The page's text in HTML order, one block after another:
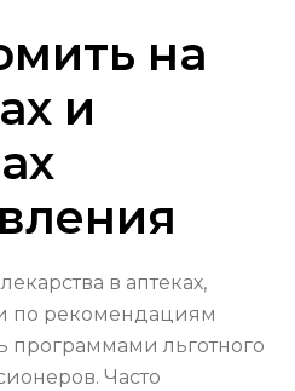
на
и
в аптеках,
по рекомендациям
программами льготного
Часто